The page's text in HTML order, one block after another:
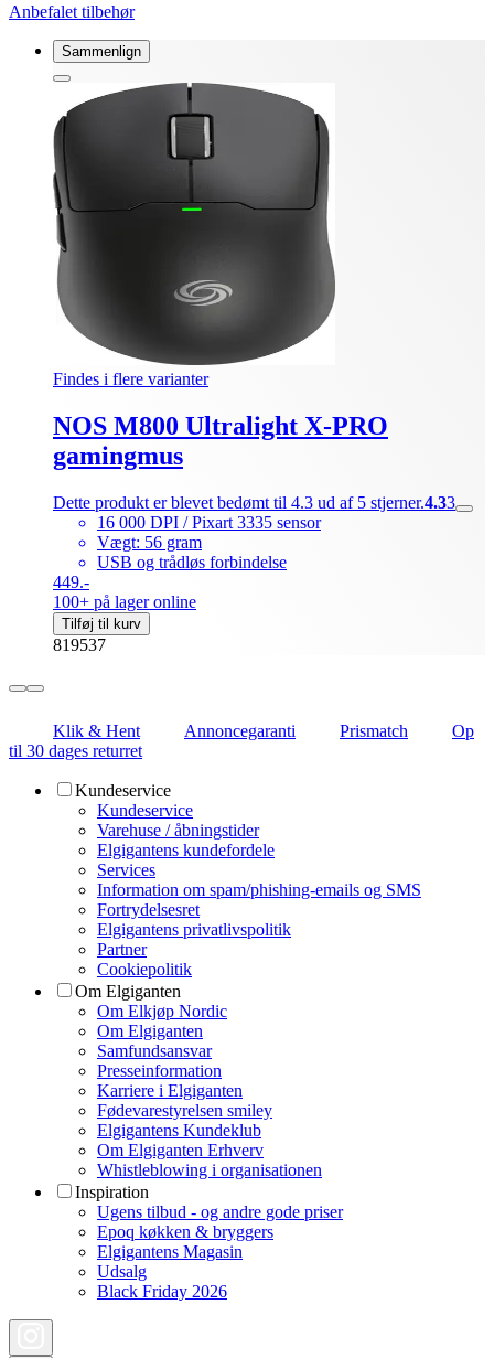
Anbefalet tilbehør
Sammenlign
Findes i flere varianter
NOS M800 Ultralight X-PRO
gamingmus
Dette produkt er blevet bedømt til 4.3 ud af 5 stjerner.4.33
16 000 DPI / Pixart 3335 sensor
Vægt: 56 gram
USB og trådløs forbindelse
449.-
100+ på lager online
Tilføj til kurv
819537
Klik & Hent Annoncegaranti Prismatch
Op
til 30 dages returret
Kundeservice
Kundeservice
Varehuse / åbningstider
Elgigantens kundefordele
Services
Information om spam/phishing-emails og SMS
Fortrydelsesret
Elgigantens privatlivspolitik
Partner
Cookiepolitik
Om Elgiganten
Om Elkjøp Nordic
Om Elgiganten
Samfundsansvar
Presseinformation
Karriere i Elgiganten
Fødevarestyrelsen smiley
Elgigantens Kundeklub
Om Elgiganten Erhverv
Whistleblowing i organisationen
Inspiration
Ugens tilbud - og andre gode priser
Epoq køkken & bryggers
Elgigantens Magasin
Udsalg
Black Friday 2026